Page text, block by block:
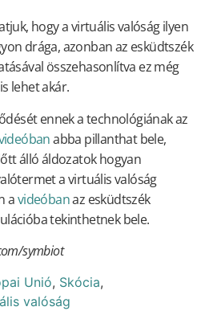
hogy a virtuális valóság ilyen
drága, azonban az esküdtszék
összehasonlítva ez még
lehet akár.
ennek a technológiának az
abba pillanthat bele,
álló áldozatok hogyan
a virtuális valóság
avideóbanaz esküdtszék
tekinthetnek bele.
/symbiot
Unió, Skócia,
valóság